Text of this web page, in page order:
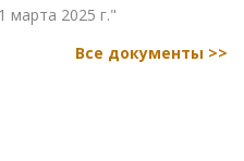
марта 2025 г."
Все документы >>